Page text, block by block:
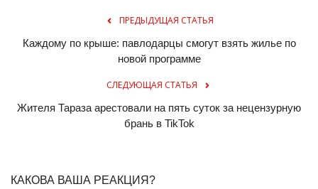
ПРЕДЫДУЩАЯ СТАТЬЯ
Каждому по крыше: павлодарцы смогут взять жилье по
новой программе
СЛЕДУЮЩАЯ СТАТЬЯ
Жителя Тараза арестовали на пять суток за нецензурную
брань в TikTok
КАКОВА ВАША РЕАКЦИЯ?